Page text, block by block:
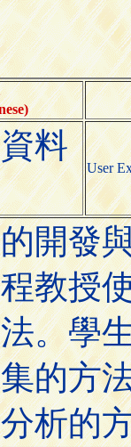
料
User
開發
教授
。學
的方
析的